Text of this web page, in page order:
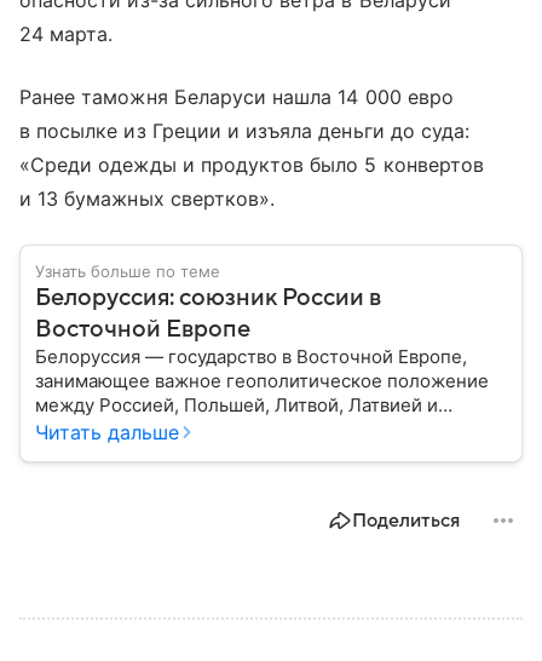
24 марта.
Ранее таможня Беларуси нашла 14 000 евро
в посылке из Греции и изъяла деньги до суда:
«Среди одежды и продуктов было 5 конвертов
и 13 бумажных свертков».
Узнать больше по теме
Белоруссия: союзник России в
Восточной Европе
Белоруссия — государство в Восточной Европе,
занимающее важное геополитическое положение
между Россией, Польшей, Литвой, Латвией и
Украиной. Несмотря на свою небольшую
Читать дальше
Поделиться